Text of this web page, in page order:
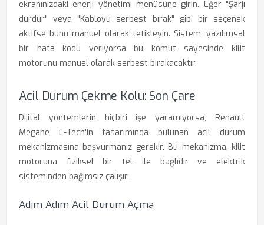
ekranınızdaki enerji yönetimi menüsüne girin. Eğer "Şarjı
durdur" veya "Kabloyu serbest bırak" gibi bir seçenek
aktifse bunu manuel olarak tetikleyin. Sistem, yazılımsal
bir hata kodu veriyorsa bu komut sayesinde kilit
motorunu manuel olarak serbest bırakacaktır.
Acil Durum Çekme Kolu: Son Çare
Dijital yöntemlerin hiçbiri işe yaramıyorsa, Renault
Megane E-Tech'in tasarımında bulunan acil durum
mekanizmasına başvurmanız gerekir. Bu mekanizma, kilit
motoruna fiziksel bir tel ile bağlıdır ve elektrik
sisteminden bağımsız çalışır.
Adım Adım Acil Durum Açma